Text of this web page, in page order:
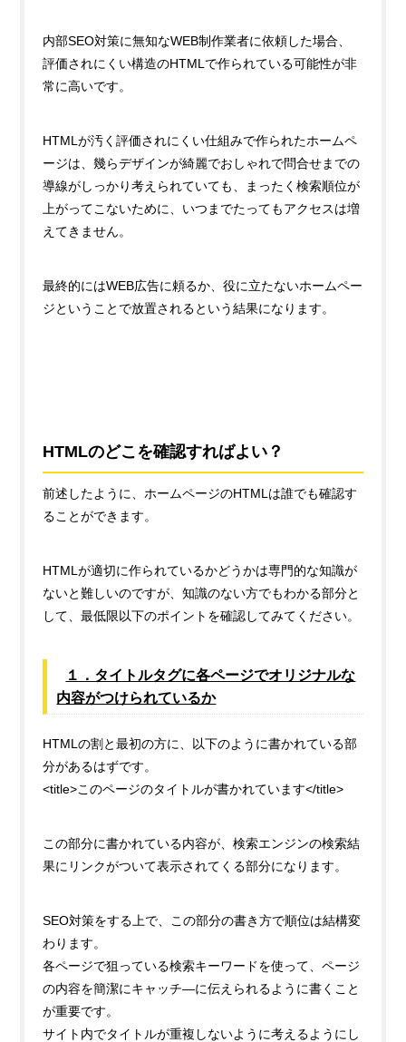
内部SEO対策に無知なWEB制作業者に依頼した場合、
評価されにくい構造のHTMLで作られている可能性が非
常に高いです。
HTMLが汚く評価されにくい仕組みで作られたホームペ
ージは、幾らデザインが綺麗でおしゃれで問合せまでの
導線がしっかり考えられていても、まったく検索順位が
上がってこないために、いつまでたってもアクセスは増
えてきません。
最終的にはWEB広告に頼るか、役に立たないホームペー
ジということで放置されるという結果になります。
HTMLのどこを確認すればよい？
前述したように、ホームページのHTMLは誰でも確認す
ることができます。
HTMLが適切に作られているかどうかは専門的な知識が
ないと難しいのですが、知識のない方でもわかる部分と
して、最低限以下のポイントを確認してみてください。
１．タイトルタグに各ページでオリジナルな
内容がつけられているか
HTMLの割と最初の方に、以下のように書かれている部
分があるはずです。
<title>このページのタイトルが書かれています</title>
この部分に書かれている内容が、検索エンジンの検索結
果にリンクがついて表示されてくる部分になります。
SEO対策をする上で、この部分の書き方で順位は結構変
わります。
各ページで狙っている検索キーワードを使って、ページ
の内容を簡潔にキャッチ―に伝えられるように書くこと
が重要です。
サイト内でタイトルが重複しないように考えるようにし